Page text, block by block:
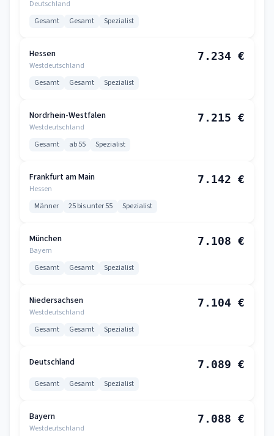
Deutschland
Gesamt Gesamt Spezialist
Hessen
Westdeutschland
7.234 €
Gesamt Gesamt Spezialist
Nordrhein-Westfalen
Westdeutschland
7.215 €
Gesamt ab 55 Spezialist
Frankfurt am Main
Hessen
7.142 €
Männer 25 bis unter 55 Spezialist
München
Bayern
7.108 €
Gesamt Gesamt Spezialist
Niedersachsen
Westdeutschland
7.104 €
Gesamt Gesamt Spezialist
Deutschland 7.089 €
Gesamt Gesamt Spezialist
Bayern
Westdeutschland
7.088 €